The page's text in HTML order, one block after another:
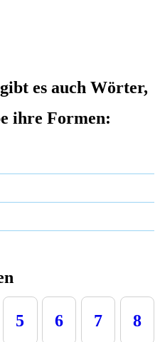
es auch Wörter,
ihre Formen:
5 6 7 8